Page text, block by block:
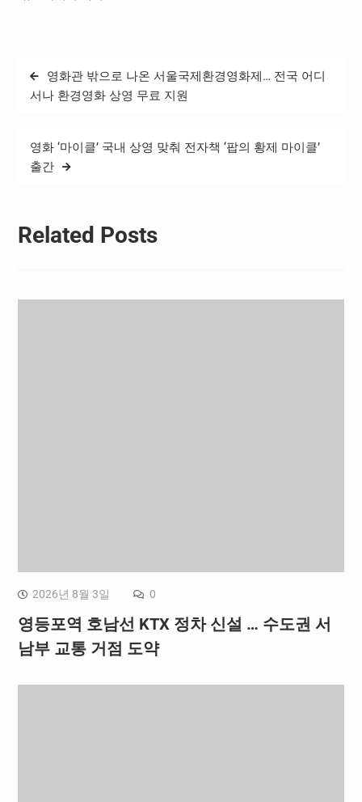
CES에 참가하는 솔트룩스는
‘CLONE YOURSELF USING
글
탐
영화관 밖으로 나온 서울국제환경영화제… 전국 어디
서나 환경영화 상영 무료 지원
영화 ‘마이클’ 국내 상영 맞춰 전자책 ‘팝의 황제 마이클’
출간
Related Posts
2026년 8월 3일 0
영등포역 호남선 KTX 정차 신설 … 수도권 서
남부 교통 거점 도약